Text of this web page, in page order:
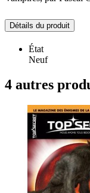
Détails du produit
État
Neuf
4 autres